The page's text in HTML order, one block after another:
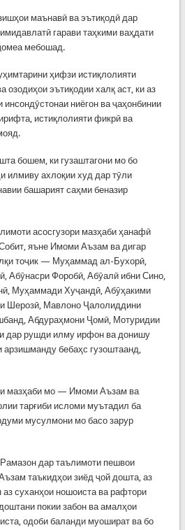
маънавӣ ва эътиқодӣ дар
гарави таҳкими ваҳдати
мебошад.
ҳифзи истиқлолияти
озодиҳои эътиқодии халқ аст, ки аз
ниёгон ва ҷаҳонбинии
истиқлолияти фикрӣ ва
бошем, ки гузаштагони мо бо
илмиву ахлоқии худ дар тӯли
башарият саҳми беназир
асосгузори мазҳаби ҳанафӣ
яъне Имоми Аъзам ва дигар
тоҷик — Муҳаммад ал-Бухорӣ,
Абӯнасри Форобӣ, Абӯалӣ ибни Сино,
Муҳаммади Хуҷандӣ, Абӯҳакими
Шерозӣ, Мавлоно Ҷалолиддини
Абдураҳмони Ҷомӣ, Мотуридии
дар рушди илму ирфон ва донишу
бебаҳс гузоштаанд,
мазҳаби мо — Имоми Аъзам ва
тарғиби исломи муътадил ба
мусулмони мо басо зарур
дар таълимоти пешвои
таъкидҳои зиёд ҷой дошта, аз
суханҳои ношоиста ва рафтори
покии забон ва амалҳои
одоби баланди муошират ва бо